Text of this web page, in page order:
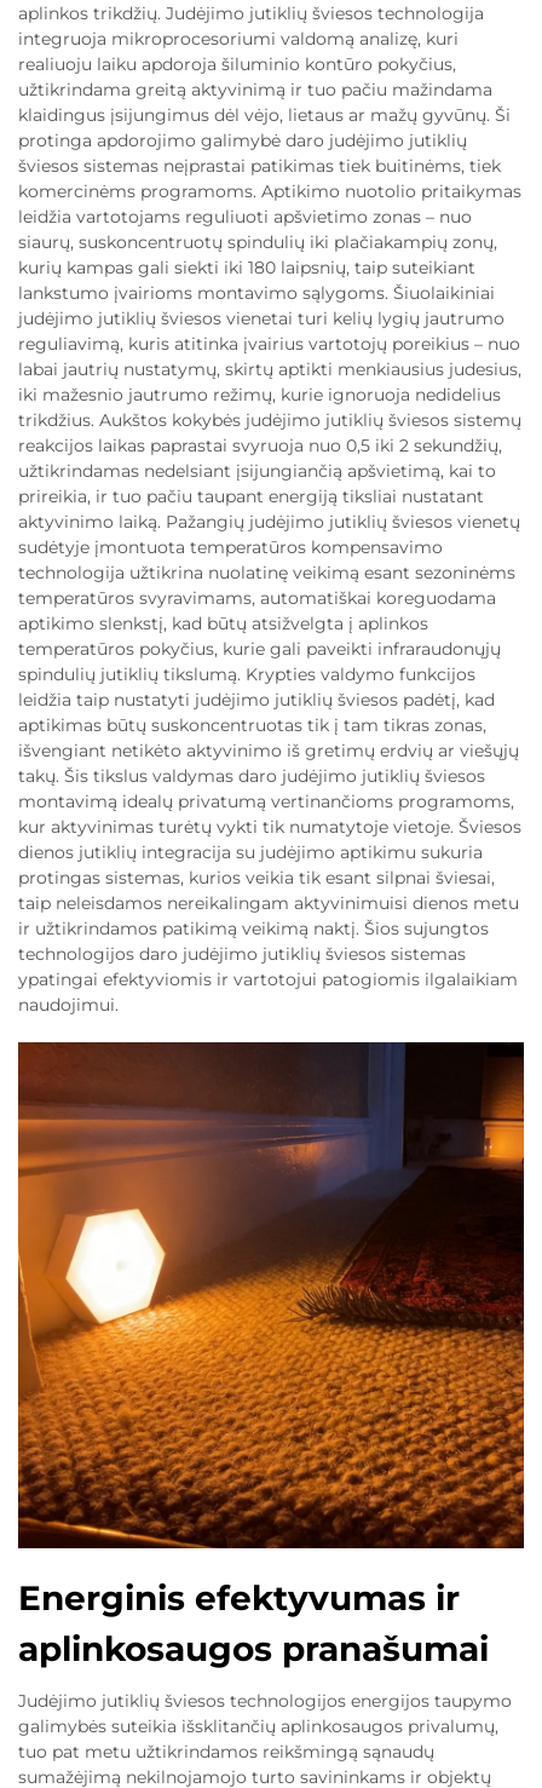
aplinkos trikdžių. Judėjimo jutiklių šviesos technologija
integruoja mikroprocesoriumi valdomą analizę, kuri
realiuoju laiku apdoroja šiluminio kontūro pokyčius,
užtikrindama greitą aktyvinimą ir tuo pačiu mažindama
klaidingus įsijungimus dėl vėjo, lietaus ar mažų gyvūnų. Ši
protinga apdorojimo galimybė daro judėjimo jutiklių
šviesos sistemas neįprastai patikimas tiek buitinėms, tiek
komercinėms programoms. Aptikimo nuotolio pritaikymas
leidžia vartotojams reguliuoti apšvietimo zonas – nuo
siaurų, suskoncentruotų spindulių iki plačiakampių zonų,
kurių kampas gali siekti iki 180 laipsnių, taip suteikiant
lankstumo įvairioms montavimo sąlygoms. Šiuolaikiniai
judėjimo jutiklių šviesos vienetai turi kelių lygių jautrumo
reguliavimą, kuris atitinka įvairius vartotojų poreikius – nuo
labai jautrių nustatymų, skirtų aptikti menkiausius judesius,
iki mažesnio jautrumo režimų, kurie ignoruoja nedidelius
trikdžius. Aukštos kokybės judėjimo jutiklių šviesos sistemų
reakcijos laikas paprastai svyruoja nuo 0,5 iki 2 sekundžių,
užtikrindamas nedelsiant įsijungiančią apšvietimą, kai to
prireikia, ir tuo pačiu taupant energiją tiksliai nustatant
aktyvinimo laiką. Pažangių judėjimo jutiklių šviesos vienetų
sudėtyje įmontuota temperatūros kompensavimo
technologija užtikrina nuolatinę veikimą esant sezoninėms
temperatūros svyravimams, automatiškai koreguodama
aptikimo slenkstį, kad būtų atsižvelgta į aplinkos
temperatūros pokyčius, kurie gali paveikti infraraudonųjų
spindulių jutiklių tikslumą. Krypties valdymo funkcijos
leidžia taip nustatyti judėjimo jutiklių šviesos padėtį, kad
aptikimas būtų suskoncentruotas tik į tam tikras zonas,
išvengiant netikėto aktyvinimo iš gretimų erdvių ar viešųjų
takų. Šis tikslus valdymas daro judėjimo jutiklių šviesos
montavimą idealų privatumą vertinančioms programoms,
kur aktyvinimas turėtų vykti tik numatytoje vietoje. Šviesos
dienos jutiklių integracija su judėjimo aptikimu sukuria
protingas sistemas, kurios veikia tik esant silpnai šviesai,
taip neleisdamos nereikalingam aktyvinimuisi dienos metu
ir užtikrindamos patikimą veikimą naktį. Šios sujungtos
technologijos daro judėjimo jutiklių šviesos sistemas
ypatingai efektyviomis ir vartotojui patogiomis ilgalaikiam
naudojimui.
Energinis efektyvumas ir
aplinkosaugos pranašumai
Judėjimo jutiklių šviesos technologijos energijos taupymo
galimybės suteikia išsklitančių aplinkosaugos privalumų,
tuo pat metu užtikrindamos reikšmingą sąnaudų
sumažėjimą nekilnojamojo turto savininkams ir objektų